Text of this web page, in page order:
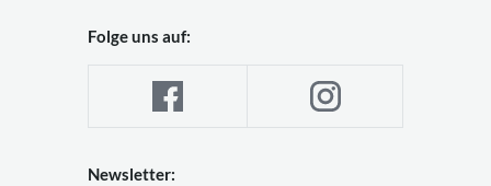
Folge uns auf:
Newsletter: